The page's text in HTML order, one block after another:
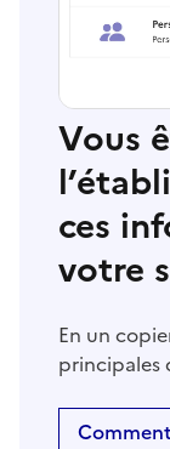
Vous
ces
votre
En un
principales